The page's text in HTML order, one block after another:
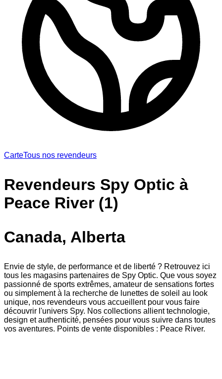
CarteTous nos revendeurs
Revendeurs Spy Optic à
Peace River (1)
Canada, Alberta
Envie de style, de performance et de liberté ? Retrouvez ici
tous les magasins partenaires de Spy Optic. Que vous soyez
passionné de sports extrêmes, amateur de sensations fortes
ou simplement à la recherche de lunettes de soleil au look
unique, nos revendeurs vous accueillent pour vous faire
découvrir l'univers Spy. Nos collections allient technologie,
design et authenticité, pensées pour vous suivre dans toutes
vos aventures. Points de vente disponibles : Peace River.